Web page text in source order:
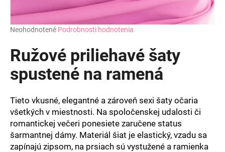
Priemerné
produktu
je
z
hviezdičiek.
Neohodnotené Podrobnosti hodnotenia
Ružové priliehavé šaty
spustené na ramená
Tieto vkusné, elegantné a zároveň sexi šaty očaria
všetkých v miestnosti. Na spoločenskej udalosti či
romantickej večeri ponesiete zaručene status
šarmantnej dámy. Materiál šiat je elastický, vzadu sa
zapínajú zipsom, na prsiach sú vystužené a ramienka